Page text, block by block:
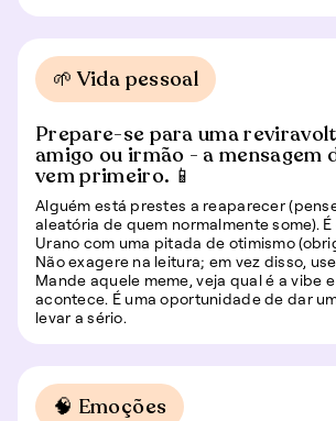
🌱 Vida pessoal
Prepare-se para uma
amigo ou irmão - a mensagem
vem primeiro. 📱
Alguém está prestes a reaparecer
aleatória de quem normalmente some).
Urano com uma pitada de otimismo
Não exagere na leitura; em vez disso,
Mande aquele meme, veja qual é a vibe
acontece. É uma oportunidade de dar
levar a sério.
🧠 Emoções